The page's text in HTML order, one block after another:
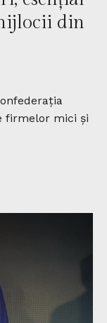
din
firmelor mici și